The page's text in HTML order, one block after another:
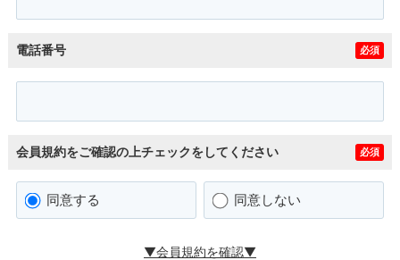
電話番号 必須
会員規約をご確認の上チェックをしてください 必須
同意する 同意しない
▼会員規約を確認▼